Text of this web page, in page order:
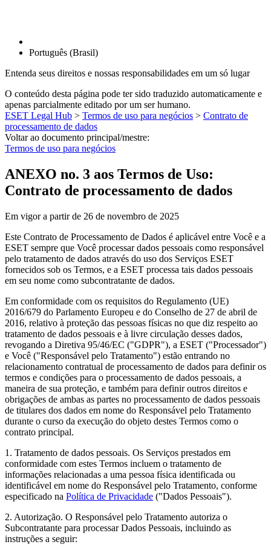
Português (Brasil)
Entenda seus direitos e nossas responsabilidades em um só lugar
O conteúdo desta página pode ter sido traduzido automaticamente e
apenas parcialmente editado por um ser humano.
ESET Legal Hub > Termos de uso para negócios > Contrato de
processamento de dados
Voltar ao documento principal/mestre:
Termos de uso para negócios
ANEXO no. 3 aos Termos de Uso:
Contrato de processamento de dados
Em vigor a partir de 26 de novembro de 2025
Este Contrato de Processamento de Dados é aplicável entre Você e a
ESET sempre que Você processar dados pessoais como responsável
pelo tratamento de dados através do uso dos Serviços ESET
fornecidos sob os Termos, e a ESET processa tais dados pessoais
em seu nome como subcontratante de dados.
Em conformidade com os requisitos do Regulamento (UE)
2016/679 do Parlamento Europeu e do Conselho de 27 de abril de
2016, relativo à proteção das pessoas físicas no que diz respeito ao
tratamento de dados pessoais e à livre circulação desses dados,
revogando a Diretiva 95/46/EC ("GDPR"), a ESET ("Processador")
e Você ("Responsável pelo Tratamento") estão entrando no
relacionamento contratual de processamento de dados para definir os
termos e condições para o processamento de dados pessoais, a
maneira de sua proteção, e também para definir outros direitos e
obrigações de ambas as partes no processamento de dados pessoais
de titulares dos dados em nome do Responsável pelo Tratamento
durante o curso da execução do objeto destes Termos como o
contrato principal.
1. Tratamento de dados pessoais. Os Serviços prestados em
conformidade com estes Termos incluem o tratamento de
informações relacionadas a uma pessoa física identificada ou
identificável em nome do Responsável pelo Tratamento, conforme
especificado na Política de Privacidade ("Dados Pessoais").
2. Autorização. O Responsável pelo Tratamento autoriza o
Subcontratante para processar Dados Pessoais, incluindo as
instruções a seguir: